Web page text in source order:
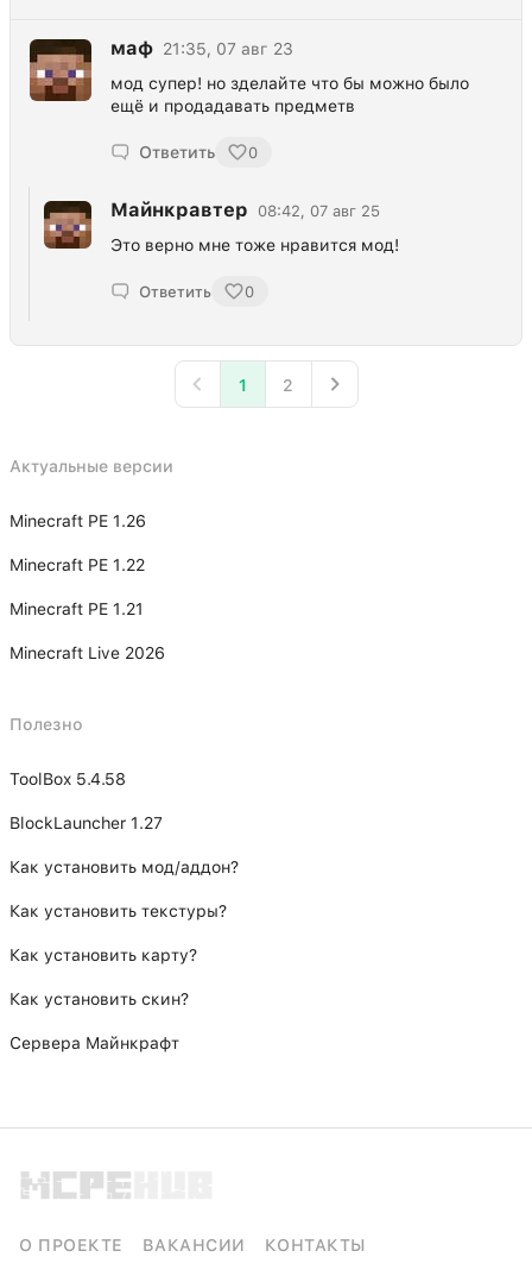
маф 21:35, 07 авг 23
мод супер! но зделайте что бы можно было
ещё и продадавать предметв
Ответить 0
Майнкравтер 08:42, 07 авг 25
Это верно мне тоже нравится мод!
Ответить 0
1 2
Актуальные версии
Minecraft PE 1.26
Minecraft PE 1.22
Minecraft PE 1.21
Minecraft Live 2026
Полезно
ToolBox 5.4.58
BlockLauncher 1.27
Как установить мод/аддон?
Как установить текстуры?
Как установить карту?
Как установить скин?
Сервера Майнкрафт
О ПРОЕКТЕ ВАКАНСИИ КОНТАКТЫ